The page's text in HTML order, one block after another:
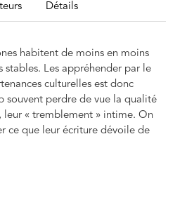
Détails
habitent de moins en moins
stables. Les appréhender par le
culturelles est donc
souvent perdre de vue la qualité
leur « tremblement » intime. On
ce que leur écriture dévoile de
que tout auteur noue à la